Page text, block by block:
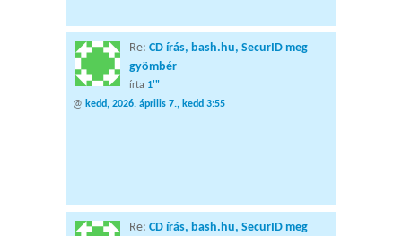
Re: CD írás, bash.hu, SecurID meg
gyömbér
írta 1'"
@ kedd, 2026. április 7., kedd 3:55
Re: CD írás, bash.hu, SecurID meg